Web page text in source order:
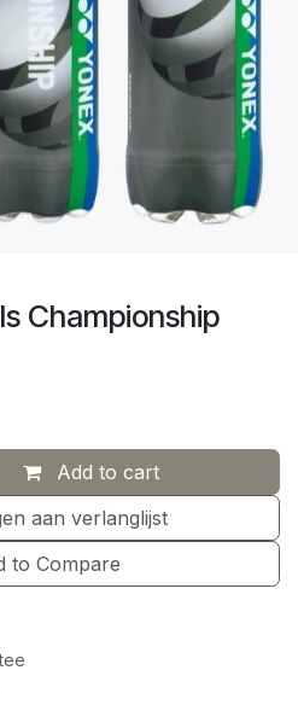
Championship
Add to cart
to Compare
aan verlanglijst